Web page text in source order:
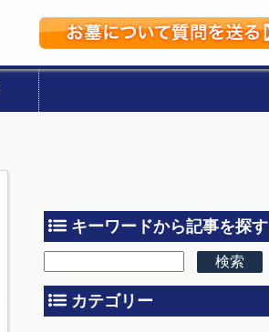
キーワードから記事を探す
カテゴリー